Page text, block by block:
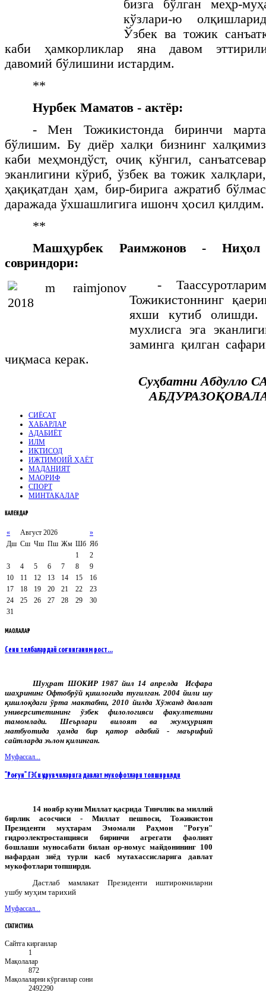
бизга бўлган меҳр-
кўзлари-ю
Ўзбек ва тожик
каби ҳамкорликлар яна давом
давомий бўлишини истардим.
**
Нурбек Маматов - актёр:
- Мен Тожикистонда биринчи марта
бўлишим. Бу диёр халқи бизнинг халқимиз
каби меҳмондўст, очиқ кўнгил, санъатсевар
эканлигини кўриб, ўзбек ва тожик халқлари,
ҳақиқатдан ҳам, бир-бирига ажратиб бўлмас
даражада ўхшашлигига ишонч ҳосил қилдим.
**
Машҳурбек Раимжонов - Ниҳол
совриндори:
-
Тожикистоннинг
яхши кутиб
мухлисга эга
заминга қилган
чиқмаса керак.
Суҳбатни Абдулло
СИЁСАТ
ХАБАРЛАР
АДАБИЁТ
ИЛМ
ИҚТИСОД
ИЖТИМОИЙ ҲАЁТ
МАДАНИЯТ
МАОРИФ
СПОРТ
МИНТАҚАЛАР
КАЛЕНДАР
« Август 2026
»
Дш Сш Чш Пш Жм Шб Яб
1
2
3
4 5 6 7 8
9
10
11 12 13 14 15
16
17
18 19 20 21 22
23
24
25 26 27 28 29
30
31
МАҚОЛАЛАР
Сени телбалардай соғинганим рост…
Шуҳрат ШОКИР1987йил 14 апрелда
Исфара
шаҳрининг Офтобрўй қишлоғида туғилган. 2004 йили шу
қишлоқдаги ўрта мактабни, 2010 йилда Хўжанд давлат
университетининг ўзбек филологияси факултетини
тамомлади. Шеърлари вилоят ва жумҳурият
матбуотида ҳамда бир қатор адабий - маърифий
сайтларда эълон қилинган.
Муфассал...
"Роғун" ГЭСи қурувчиларига давлат мукофотлари топширилди
14 ноябр куни Миллат қасрида Тинчлик ва миллий
бирлик асосчиси - Миллат пешвоси, Тожикистон
Президенти муҳтарам Эмомали Раҳмон "Роғун"
гидроэлектростанцияси биринчи агрегати фаолият
бошлаши муносабати билан ор-номус майдонининг 100
нафардан зиёд турли касб мутахассисларига давлат
мукофотлари топширди.
Дастлаб мамлакат Президенти иштирокчиларни
ушбу муҳим тарихий
Муфассал...
СТАТИСТИКА
Сайтга кирганлар
1
Мақолалар
872
Мақолаларни кӯрганлар сони
2492290